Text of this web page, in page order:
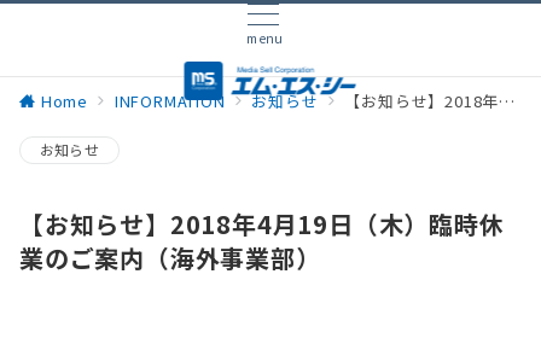
menu
Home INFORMATION お知らせ 【お知らせ】2018年4月19日（木）臨時休業のご案内（海外事業部）
お知らせ
【お知らせ】2018年4月19日（木）臨時休
業のご案内（海外事業部）